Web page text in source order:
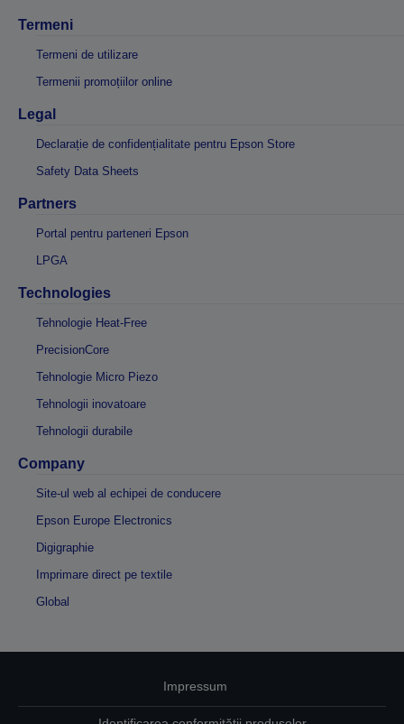
Termeni
Termeni de utilizare
Termenii promoțiilor online
Legal
Declarație de confidențialitate pentru Epson Store
Safety Data Sheets
Partners
Portal pentru parteneri Epson
LPGA
Technologies
Tehnologie Heat-Free
PrecisionCore
Tehnologie Micro Piezo
Tehnologii inovatoare
Tehnologii durabile
Company
Site-ul web al echipei de conducere
Epson Europe Electronics
Digigraphie
Imprimare direct pe textile
Global
Impressum